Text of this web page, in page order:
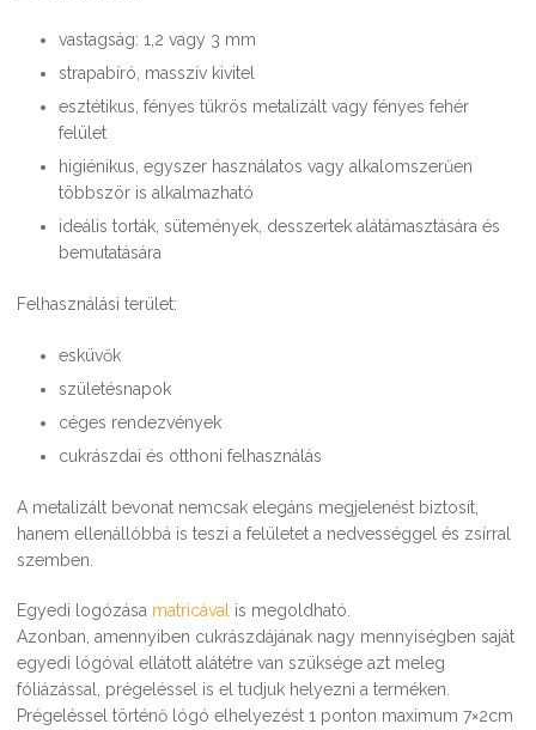
vastagság: 1,2 vagy 3 mm
strapabíró, masszív kivitel
esztétikus, fényes tükrös metalizált vagy fényes fehér
felület
higiénikus, egyszer használatos vagy alkalomszerűen
többször is alkalmazható
ideális torták, sütemények, desszertek alátámasztására és
bemutatására
Felhasználási terület:
esküvők
születésnapok
céges rendezvények
cukrászdai és otthoni felhasználás
A metalizált bevonat nemcsak elegáns megjelenést biztosít,
hanem ellenállóbbá is teszi a felületet a nedvességgel és zsírral
szemben.
Egyedi logózása matricával
is megoldható.
Azonban, amennyiben cukrászdájának nagy mennyiségben saját
egyedi lógóval ellátott alátétre van szüksége azt meleg
fóliázással, prégeléssel is el tudjuk helyezni a terméken.
Prégeléssel történő lógó elhelyezést 1 ponton maximum 7×2cm